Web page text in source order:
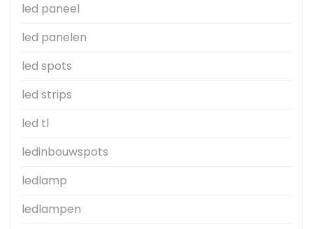
led paneel
led panelen
led spots
led strips
led tl
ledinbouwspots
ledlamp
ledlampen